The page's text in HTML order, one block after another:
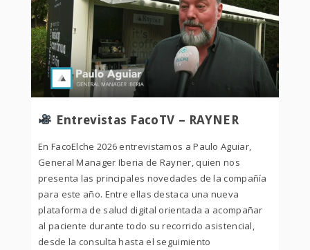
Entrevistas FacoTV – RAYNER
En FacoElche 2026 entrevistamos a Paulo Aguiar,
General Manager Iberia de Rayner, quien nos
presenta las principales novedades de la compañía
para este año. Entre ellas destaca una nueva
plataforma de salud digital orientada a acompañar
al paciente durante todo su recorrido asistencial,
desde la consulta hasta el seguimiento